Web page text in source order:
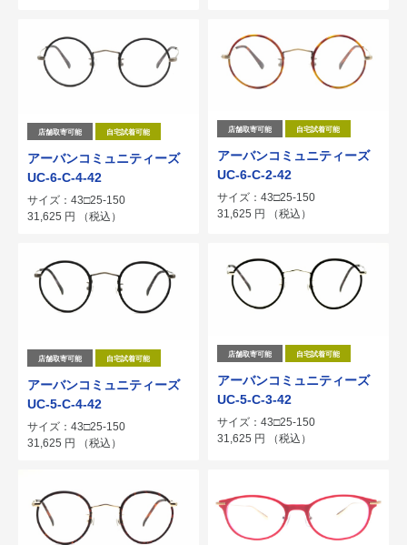
店舗取寄可能 自宅試着可能
アーバンコミュニティーズ
UC-6-C-4-42
サイズ：43□25-150
31,625 円 （税込）
店舗取寄可能 自宅試着可能
アーバンコミュニティーズ
UC-6-C-2-42
サイズ：43□25-150
31,625 円 （税込）
店舗取寄可能 自宅試着可能
アーバンコミュニティーズ
UC-5-C-4-42
サイズ：43□25-150
31,625 円 （税込）
店舗取寄可能 自宅試着可能
アーバンコミュニティーズ
UC-5-C-3-42
サイズ：43□25-150
31,625 円 （税込）